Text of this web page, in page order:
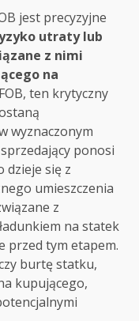
jest precyzyjne
utraty lub
z nimi
na
ten krytyczny
wyznaczonym
ponosi
dzieje się z
umieszczenia
z
na statek
przed tym etapem.
burtę statku,
kupującego,